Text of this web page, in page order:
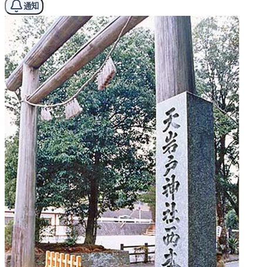
通知